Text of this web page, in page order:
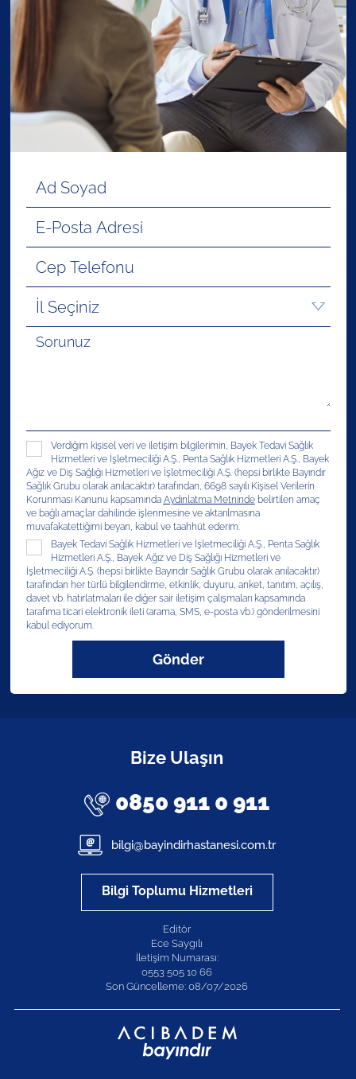
Verdiğim kişisel veri ve iletişim bilgilerimin, Bayek Tedavi Sağlık
Hizmetleri ve İşletmeciliği A.Ş., Penta Sağlık Hizmetleri A.Ş., Bayek
Ağız ve Diş Sağlığı Hizmetleri ve İşletmeciliği A.Ş. (hepsi birlikte Bayındır
Sağlık Grubu olarak anılacaktır) tarafından, 6698 sayılı Kişisel Verilerin
Korunması Kanunu kapsamında Aydınlatma Metnindebelirtilen amaç
ve bağlı amaçlar dahilinde işlenmesine ve aktarılmasına
muvafakatettiğimi beyan, kabul ve taahhüt ederim.
Bayek Tedavi Sağlık Hizmetleri ve İşletmeciliği A.Ş., Penta Sağlık
Hizmetleri A.Ş., Bayek Ağız ve Diş Sağlığı Hizmetleri ve
İşletmeciliği A.Ş. (hepsi birlikte Bayındır Sağlık Grubu olarak anılacaktır)
tarafından her türlü bilgilendirme, etkinlik, duyuru, anket, tanıtım, açılış,
davet vb. hatırlatmaları ile diğer sair iletişim çalışmaları kapsamında
tarafıma ticari elektronik ileti (arama, SMS, e-posta vb.) gönderilmesini
kabul ediyorum.
Gönder
Bize Ulaşın
0850 911 0 911
bilgi@bayindirhastanesi.com.tr
Bilgi Toplumu Hizmetleri
Editör
Ece Saygılı
İletişim Numarası:
0553 505 10 66
Son Güncelleme: 08/07/2026